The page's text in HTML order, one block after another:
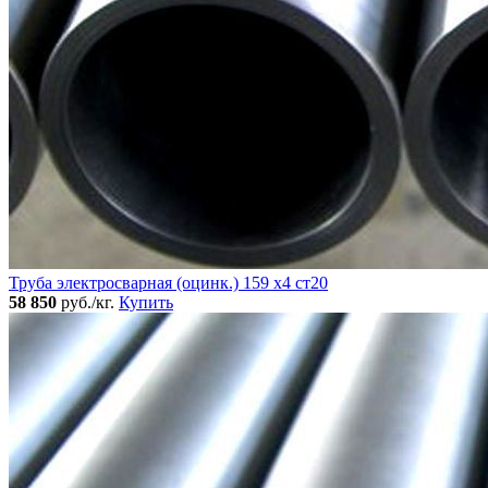
Труба электросварная (оцинк.) 159 х4 ст20
58 850 руб./кг. Купить